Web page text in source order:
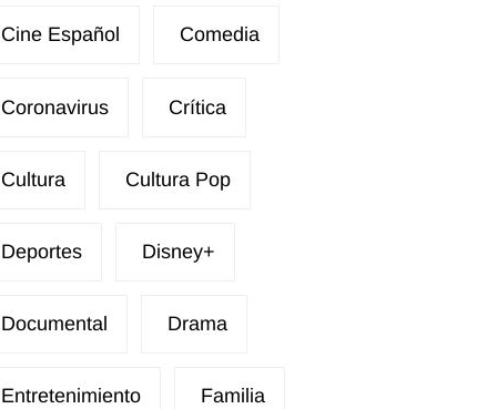
Cine Español Comedia
Coronavirus Crítica
Cultura Cultura Pop
Deportes Disney+
Documental Drama
Entretenimiento Familia